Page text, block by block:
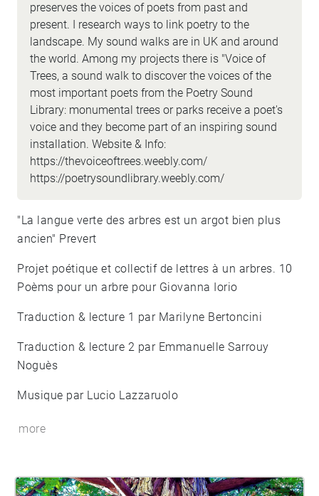
preserves the voices of poets from past and
present. I research ways to link poetry to the
landscape. My sound walks are in UK and around
the world. Among my projects there is "Voice of
Trees, a sound walk to discover the voices of the
most important poets from the Poetry Sound
Library: monumental trees or parks receive a poet's
voice and they become part of an inspiring sound
installation. Website & Info:
https://thevoiceoftrees.weebly.com/
https://poetrysoundlibrary.weebly.com/
"La langue verte des arbres est un argot bien plus
ancien" Prevert
Projet poétique et collectif de lettres à un arbres. 10
Poèms pour un arbre pour Giovanna Iorio
Traduction & lecture 1 par Marilyne Bertoncini
Traduction & lecture 2 par Emmanuelle Sarrouy
Noguès
Musique par Lucio Lazzaruolo
more